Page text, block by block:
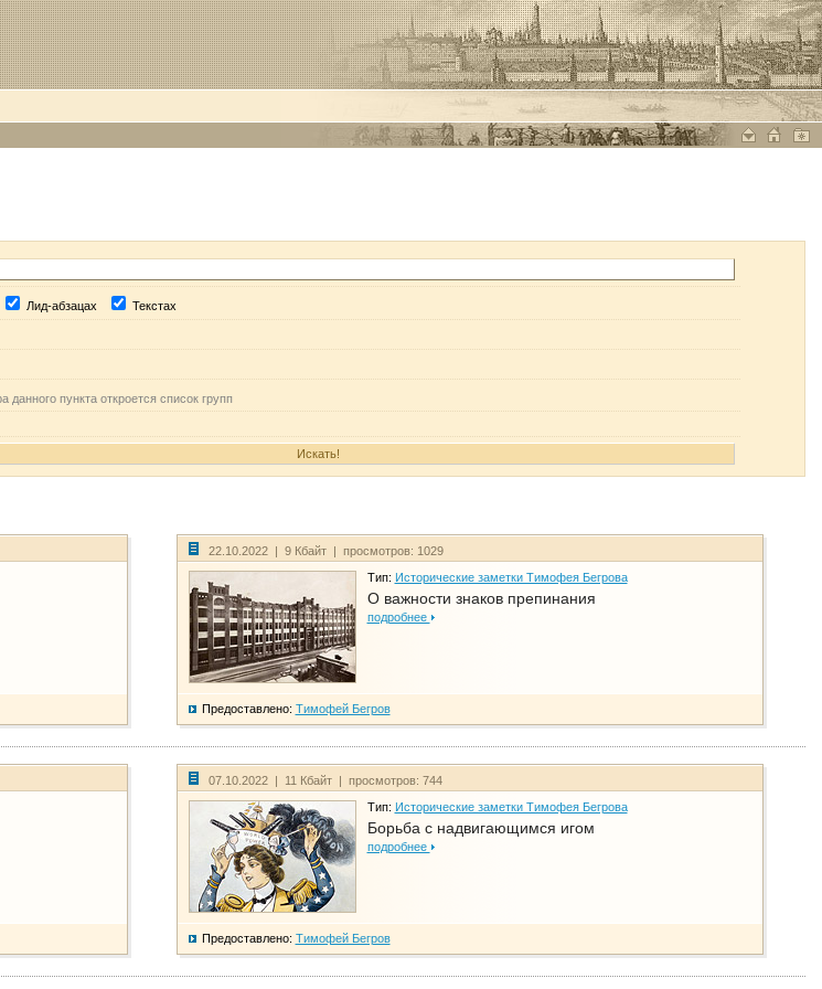
Лид-абзацах Текстах
данного пункта откроется список групп
22.10.2022 | 9 Кбайт | просмотров: 1029
Тип: Исторические заметки Тимофея Бегрова
О важности знаков препинания
подробнее
Предоставлено: Тимофей Бегров
07.10.2022 | 11 Кбайт | просмотров: 744
Тип: Исторические заметки Тимофея Бегрова
Борьба с надвигающимся игом
подробнее
Предоставлено: Тимофей Бегров